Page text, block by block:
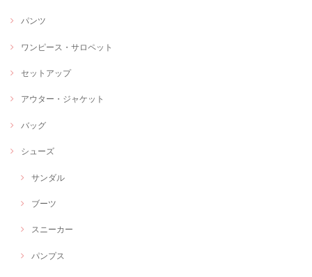
パンツ
ワンピース・サロペット
セットアップ
アウター・ジャケット
バッグ
シューズ
サンダル
ブーツ
スニーカー
パンプス